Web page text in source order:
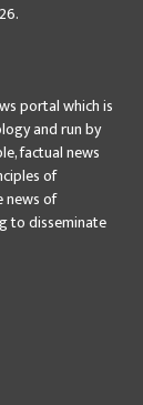
portal which is
and run by
factual news
of
news of
to disseminate